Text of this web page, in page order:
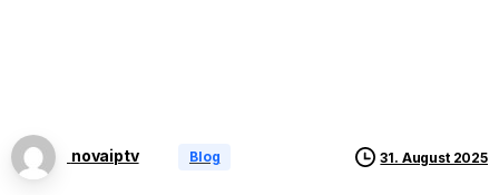
novaiptv Blog 31. August 2025